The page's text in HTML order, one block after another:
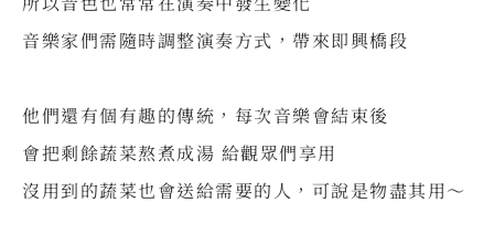
音樂家們需隨時調整演奏方式，帶來即興橋段
他們還有個有趣的傳統，每次音樂會結束後
會把剩餘蔬菜熬煮成湯 給觀眾們享用
沒用到的蔬菜也會送給需要的人，可說是物盡其用～